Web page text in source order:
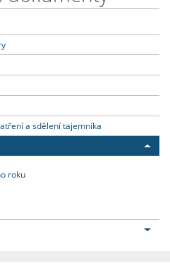
a sdělení tajemníka
roku